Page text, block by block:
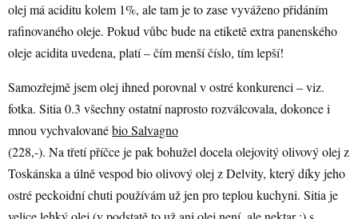
olej má aciditu kolem 1%, ale tam je to zase vyváženo přidáním
rafinovaného oleje. Pokud vůbc bude na etiketě extra panenského
oleje acidita uvedena, platí – čím menší číslo, tím lepší!
Samozřejmě jsem olej ihned porovnal v ostré konkurenci – viz.
fotka. Sitia 0.3 všechny ostatní naprosto rozválcovala, dokonce i
mnou vychvalovanébio Salvagno
(228,-). Na třetí příčce je pak bohužel docela olejovitý olivový olej z
Toskánska a úlně vespod bio olivový olej z Delvity, který díky jeho
ostré peckoidní chuti používám už jen pro teplou kuchyni. Sitia je